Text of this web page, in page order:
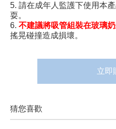
5. 請在成年人監護下使用本
耍。
6. 不建議將吸管組裝在玻璃
搖晃碰撞造成損壞。
立即
猜您喜歡